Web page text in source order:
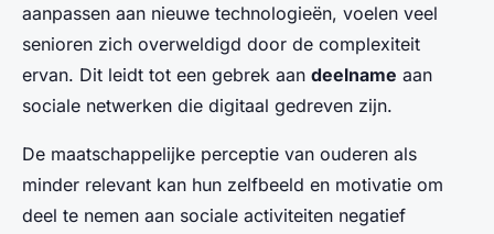
aanpassen aan nieuwe technologieën, voelen veel
senioren zich overweldigd door de complexiteit
ervan. Dit leidt tot een gebrek aan deelname aan
sociale netwerken die digitaal gedreven zijn.
De maatschappelijke perceptie van ouderen als
minder relevant kan hun zelfbeeld en motivatie om
deel te nemen aan sociale activiteiten negatief